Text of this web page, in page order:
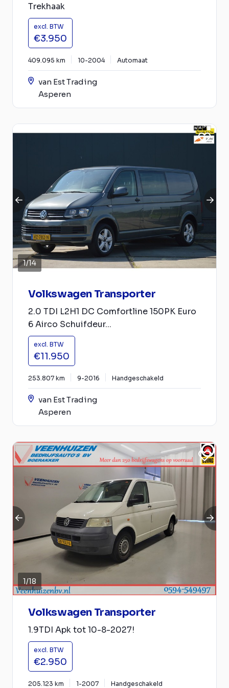
Trekhaak
excl. BTW
€3.950
409.095 km 10-2004 Automaat
van Est Trading
Asperen
1/14
Volkswagen Transporter
2.0 TDI L2H1 DC Comfortline 150PK Euro
6 Airco Schuifdeur...
excl. BTW
€11.950
253.807 km 9-2016 Handgeschakeld
van Est Trading
Asperen
1/18
Volkswagen Transporter
1.9TDI Apk tot 10-8-2027!
excl. BTW
€2.950
205.123 km 1-2007 Handgeschakeld